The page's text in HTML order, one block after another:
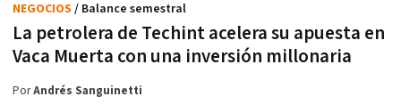
La petrolera de Techint acelera su apuesta en
Vaca Muerta con una inversión millonaria
NEGOCIOS / Balance semestral
PorAndrés Sanguinetti